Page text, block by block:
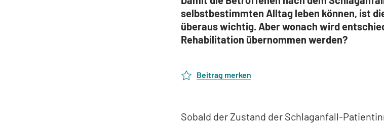
selbstbestimmten Alltag leben können, ist
überaus wichtig. Aber wonach wird
Rehabilitation übernommen werden?
Beitrag merken
Sobald der Zustand der Schlaganfall-